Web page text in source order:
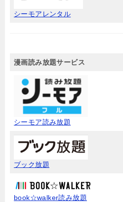
シーモアレンタル
漫画読み放題サービス
シーモア読み放題
ブック放題
book☆walker読み放題